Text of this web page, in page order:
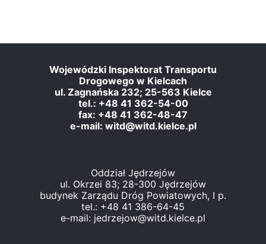
Wojewódzki Inspektorat Transportu
Drogowego w Kielcach
ul. Zagnańska 232; 25-563 Kielce
tel.: +48 41 362-54-00
fax: +48 41 362-48-47
e-mail: witd@witd.kielce.pl
Oddział Jędrzejów
ul. Okrzei 83; 28-300 Jędrzejów
budynek Zarządu Dróg Powiatowych, I p.
tel.: +48 41 386-64-45
e-mail: jedrzejow@witd.kielce.pl